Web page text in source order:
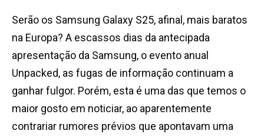
Serão os Samsung Galaxy S25, afinal, mais baratos
na Europa? A escassos dias da antecipada
apresentação da Samsung, o evento anual
Unpacked, as fugas de informação continuam a
ganhar fulgor. Porém, esta é uma das que temos o
maior gosto em noticiar, ao aparentemente
contrariar rumores prévios que apontavam uma